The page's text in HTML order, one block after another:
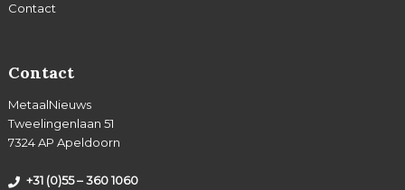
Contact
Contact
MetaalNieuws
Tweelingenlaan 51
7324 AP Apeldoorn
+31 (0)55 – 360 1060